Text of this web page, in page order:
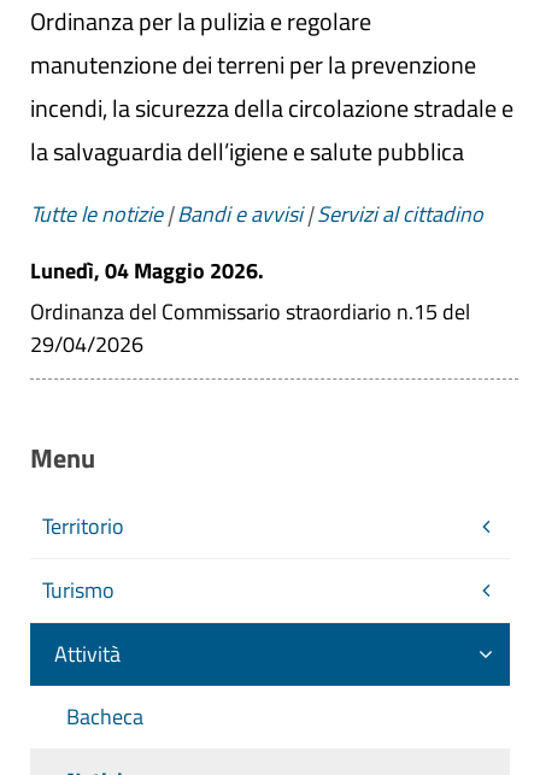
Ordinanza per la pulizia e regolare
manutenzione dei terreni per la prevenzione
incendi, la sicurezza della circolazione stradale e
la salvaguardia dell’igiene e salute pubblica
Tutte le notizie|Bandi e avvisi|Servizi al cittadino
Lunedì, 04 Maggio 2026.
Ordinanza del Commissario straordiario n.15 del
29/04/2026
Menu
Territorio
Turismo
Attività
Bacheca